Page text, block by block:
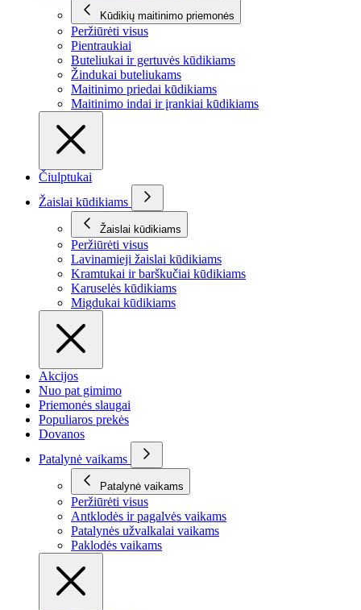
Kūdikių maitinimo priemonės
Peržiūrėti visus
Pientraukiai
Buteliukai ir gertuvės kūdikiams
Žindukai buteliukams
Maitinimo priedai kūdikiams
Maitinimo indai ir įrankiai kūdikiams
Čiulptukai
Žaislai kūdikiams
Žaislai kūdikiams
Peržiūrėti visus
Lavinamieji žaislai kūdikiams
Kramtukai ir barškučiai kūdikiams
Karuselės kūdikiams
Migdukai kūdikiams
Akcijos
Nuo pat gimimo
Priemonės slaugai
Populiaros prekės
Dovanos
Patalynė vaikams
Patalynė vaikams
Peržiūrėti visus
Antklodės ir pagalvės vaikams
Patalynės užvalkalai vaikams
Paklodės vaikams